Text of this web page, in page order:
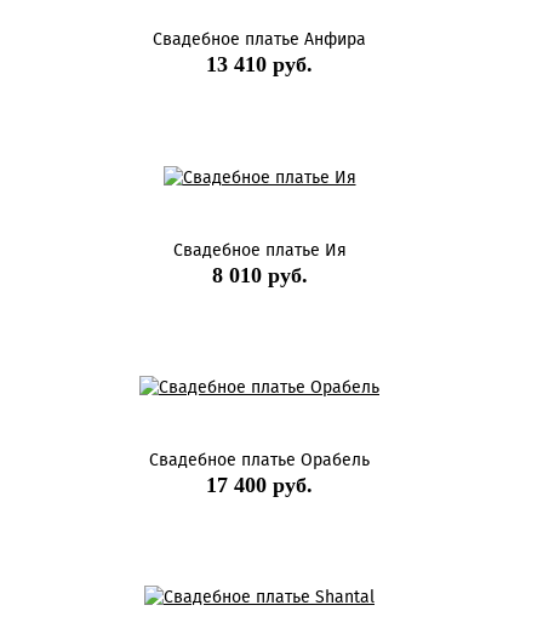
Свадебное платье Анфира
13 410 руб.
Свадебное платье Ия
8 010 руб.
Свадебное платье Орабель
17 400 руб.